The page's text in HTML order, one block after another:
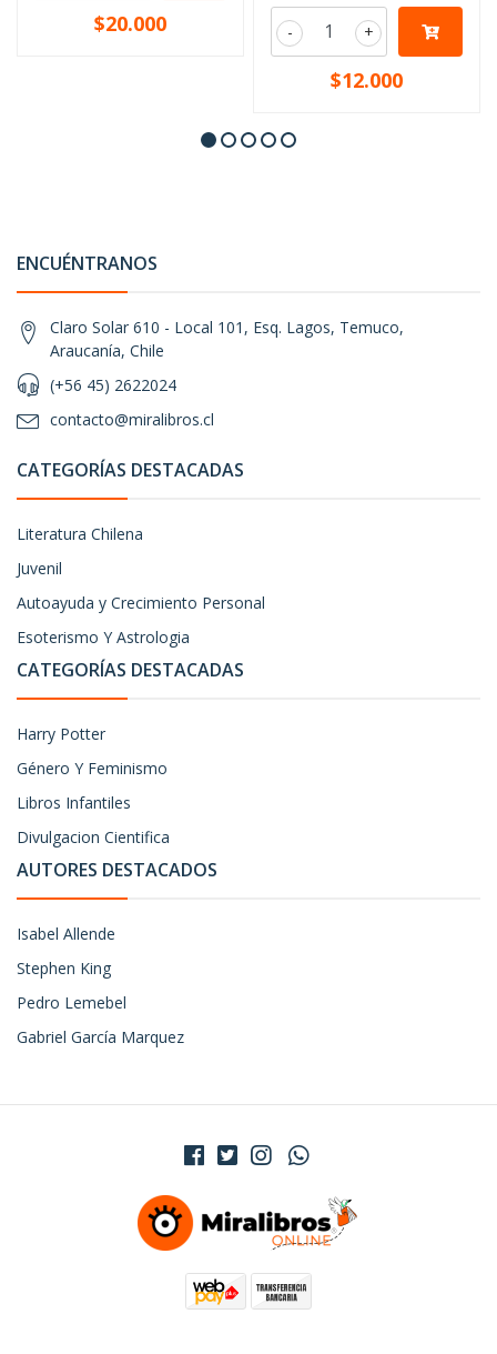
$20.000 +
-
$12.000
ENCUÉNTRANOS
Claro Solar 610 - Local 101, Esq. Lagos, Temuco,
Araucanía, Chile
(+56 45) 2622024
contacto@miralibros.cl
CATEGORÍAS DESTACADAS
Literatura Chilena
Juvenil
Autoayuda y Crecimiento Personal
Esoterismo Y Astrologia
CATEGORÍAS DESTACADAS
Harry Potter
Género Y Feminismo
Libros Infantiles
Divulgacion Cientifica
AUTORES DESTACADOS
Isabel Allende
Stephen King
Pedro Lemebel
Gabriel García Marquez